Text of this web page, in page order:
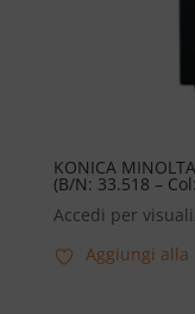
KONICA
(B/N: 33.518 –
Accedi per
Aggiungi alla